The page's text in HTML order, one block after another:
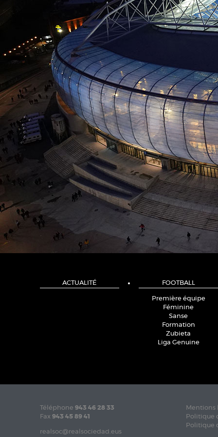
ACTUALITÉ FOOTBALL
Première équipe
Féminine
Sanse
Formation
Zubieta
Liga Genuine
Téléphone 943 46 28 33
Fax 943 45 89 41
realsoc@realsociedad.eus
Mentions
Politique
Politique